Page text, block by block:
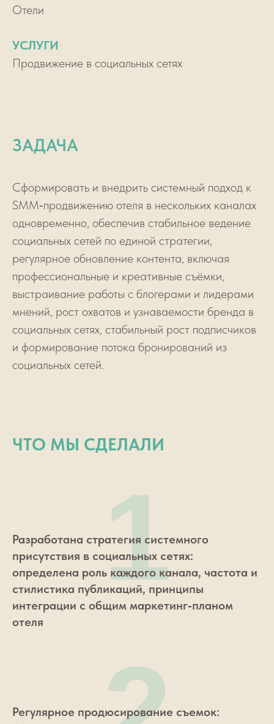
Отели
УСЛУГИ
Продвижение в социальных сетях
ЗАДАЧА
Сформировать и внедрить системный подход к
SMM‑продвижению отеля в нескольких каналах
одновременно, обеспечив стабильное ведение
социальных сетей по единой стратегии,
регулярное обновление контента, включая
профессиональные и креативные съёмки,
выстраивание работы с блогерами и лидерами
мнений, рост охватов и узнаваемости бренда в
социальных сетях, стабильный рост подписчиков
и формирование потока бронирований из
социальных сетей.
ЧТО МЫ СДЕЛАЛИ
Разработана стратегия системного
присутствия в социальных сетях:
определена роль каждого канала, частота и
стилистика публикаций, принципы
интеграции с общим маркетинг‑планом
отеля
1
Регулярное продюсирование съемок: